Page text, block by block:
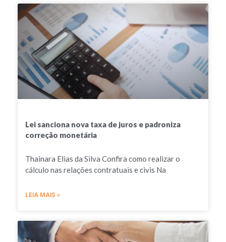
Lei sanciona nova taxa de juros e padroniza
correção monetária
Thainara Elias da Silva Confira como realizar o
cálculo nas relações contratuais e civis Na
LEIA MAIS »